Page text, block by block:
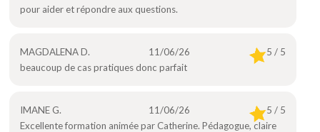
pour aider et répondre aux questions.
MAGDALENA D. 11/06/26
5 / 5
beaucoup de cas pratiques donc parfait
IMANE G. 11/06/26
5 / 5
Excellente formation animée par Catherine. Pédagogue, claire